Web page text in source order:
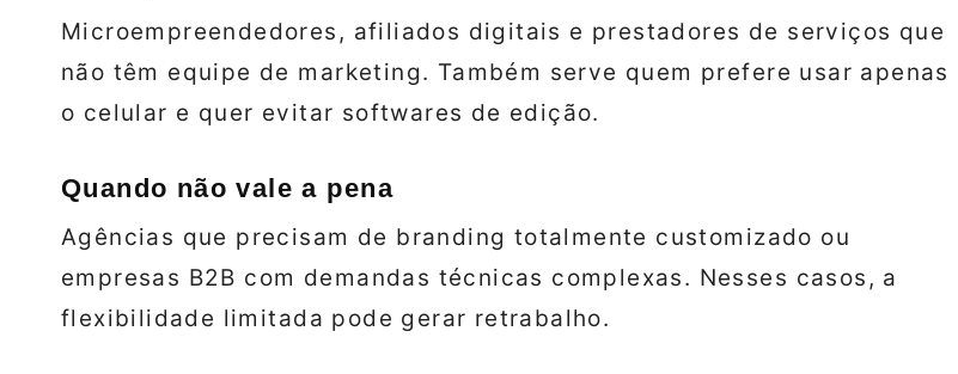
Microempreendedores, afiliados digitais e prestadores de serviços que
não têm equipe de marketing. Também serve quem prefere usar apenas
o celular e quer evitar softwares de edição.
Quando não vale a pena
Agências que precisam de branding totalmente customizado ou
empresas B2B com demandas técnicas complexas. Nesses casos, a
flexibilidade limitada pode gerar retrabalho.